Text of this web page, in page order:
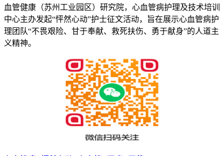
血管健康（苏州工业园区）研究院，心血管病护理及技术培训
中心主办发起“怦然心动”护士征文活动，旨在展示心血管病护
理团队“不畏艰险、甘于奉献、救死扶伤、勇于献身”的人道主
义精神。